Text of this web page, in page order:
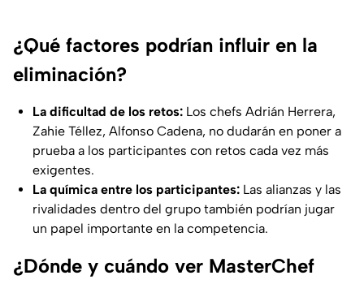
¿Qué factores podrían influir en la
eliminación?
La dificultad de los retos: Los chefs Adrián Herrera,
Zahie Téllez, Alfonso Cadena, no dudarán en poner a
prueba a los participantes con retos cada vez más
exigentes.
La química entre los participantes: Las alianzas y las
rivalidades dentro del grupo también podrían jugar
un papel importante en la competencia.
¿Dónde y cuándo ver MasterChef